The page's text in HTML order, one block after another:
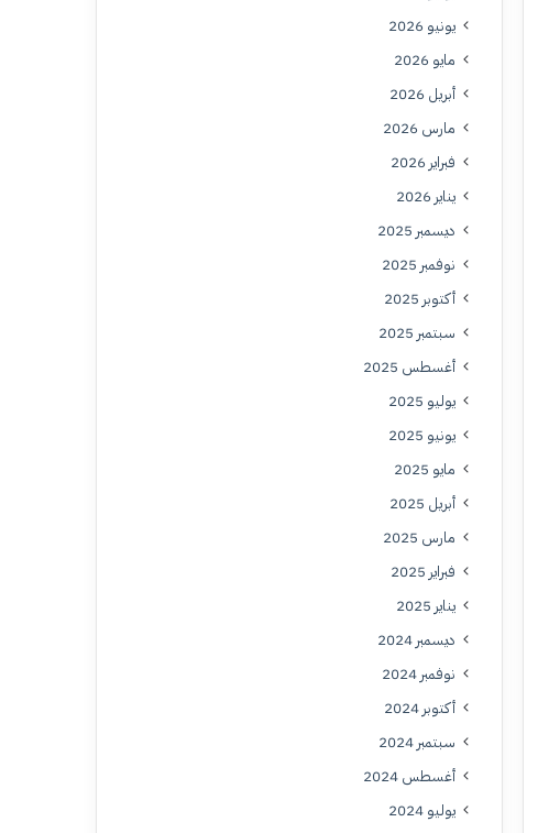
يونيو 2026
مايو 2026
أبريل 2026
مارس 2026
فبراير 2026
يناير 2026
ديسمبر 2025
نوفمبر 2025
أكتوبر 2025
سبتمبر 2025
أغسطس 2025
يوليو 2025
يونيو 2025
مايو 2025
أبريل 2025
مارس 2025
فبراير 2025
يناير 2025
ديسمبر 2024
نوفمبر 2024
أكتوبر 2024
سبتمبر 2024
أغسطس 2024
يوليو 2024